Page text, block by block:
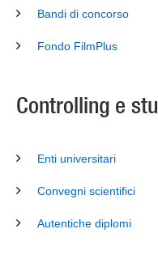
Bandi di concorso
Fondo FilmPlus
Controlling e
Enti universitari
Convegni scientifici
Autentiche diplomi